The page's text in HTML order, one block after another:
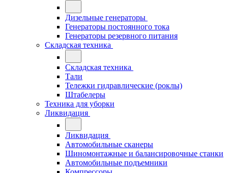
Дизельные генераторы
Генераторы постоянного тока
Генераторы резервного питания
Складская техника
Складская техника
Тали
Тележки гидравлические (роклы)
Штабелеры
Техника для уборки
Ликвидация
Ликвидация
Автомобильные сканеры
Шиномонтажные и балансировочные станки
Автомобильные подъемники